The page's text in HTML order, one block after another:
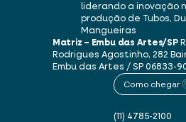
liderando a inovação
produção de Tubos,
Mangueiras
Matriz – Embu das Artes/SP
Rodrigues Agostinho, 282
Embu das Artes / SP06833-
Como chegar
(11) 4785-2100